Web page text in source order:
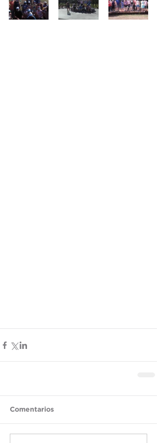
Comentarios